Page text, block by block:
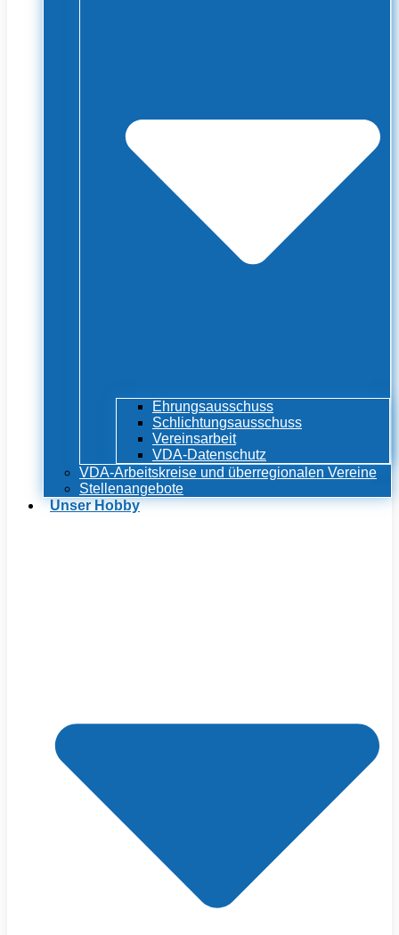
Ehrungsausschuss
Schlichtungsausschuss
Vereinsarbeit
VDA-Datenschutz
VDA-Arbeitskreise und überregionalen Vereine
Stellenangebote
Unser Hobby